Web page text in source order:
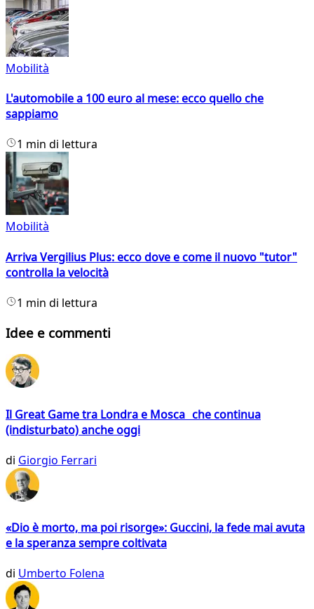
Mobilità
L'automobile a 100 euro al mese: ecco quello che
sappiamo
1 min di lettura
Mobilità
Arriva Vergilius Plus: ecco dove e come il nuovo "tutor"
controlla la velocità
1 min di lettura
Idee e commenti
Il Great Game tra Londra e Mosca che continua
(indisturbato) anche oggi
di Giorgio Ferrari
«Dio è morto, ma poi risorge»: Guccini, la fede mai avuta
e la speranza sempre coltivata
di Umberto Folena